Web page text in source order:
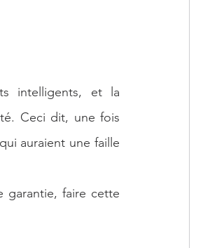
intelligents, et la
Ceci dit, une fois
auraient une faille
garantie, faire cette